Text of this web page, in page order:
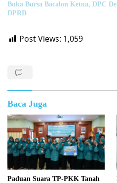
Buka Bursa Bacalon Ketua, DPC
DPRD
Post Views: 1,059
Baca Juga
Paduan Suara TP-PKK Tanah